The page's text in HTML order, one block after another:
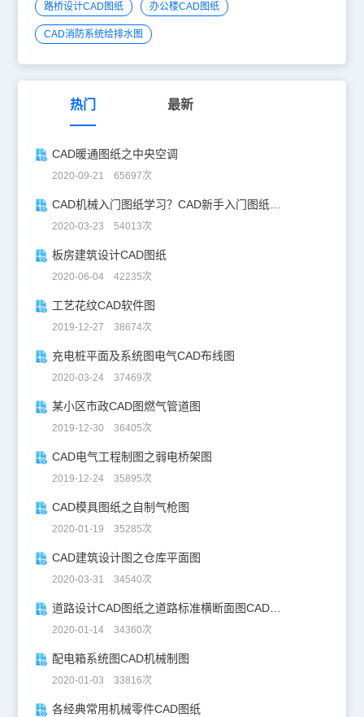
路桥设计CAD图纸 办公楼CAD图纸
CAD消防系统给排水图
热门 最新
CAD暖通图纸之中央空调
2020-09-21 65697次
CAD机械入门图纸学习？CAD新手入门图纸练习
2020-03-23 54013次
板房建筑设计CAD图纸
2020-06-04 42235次
工艺花纹CAD软件图
2019-12-27 38674次
充电桩平面及系统图电气CAD布线图
2020-03-24 37469次
某小区市政CAD图燃气管道图
2019-12-30 36405次
CAD电气工程制图之弱电桥架图
2019-12-24 35895次
CAD模具图纸之自制气枪图
2020-01-19 35285次
CAD建筑设计图之仓库平面图
2020-03-31 34540次
道路设计CAD图纸之道路标准横断面图CAD图纸
2020-01-14 34360次
配电箱系统图CAD机械制图
2020-01-03 33816次
各经典常用机械零件CAD图纸